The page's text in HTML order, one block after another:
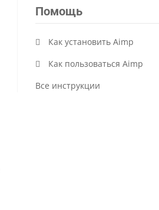
Помощь
Как установить Aimp
Как пользоваться Aimp
Все инструкции